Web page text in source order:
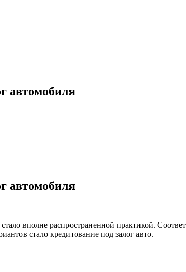
автомобиля
автомобиля
вполне распространенной практикой.
стало кредитование под залог авто.